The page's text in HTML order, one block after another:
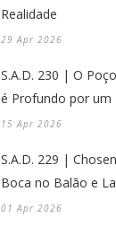
Realidade
29 Apr 2026
S.A.D. 230 | O
é Profundo por um
15 Apr 2026
S.A.D. 229 |
Boca no Balão e
01 Apr 2026